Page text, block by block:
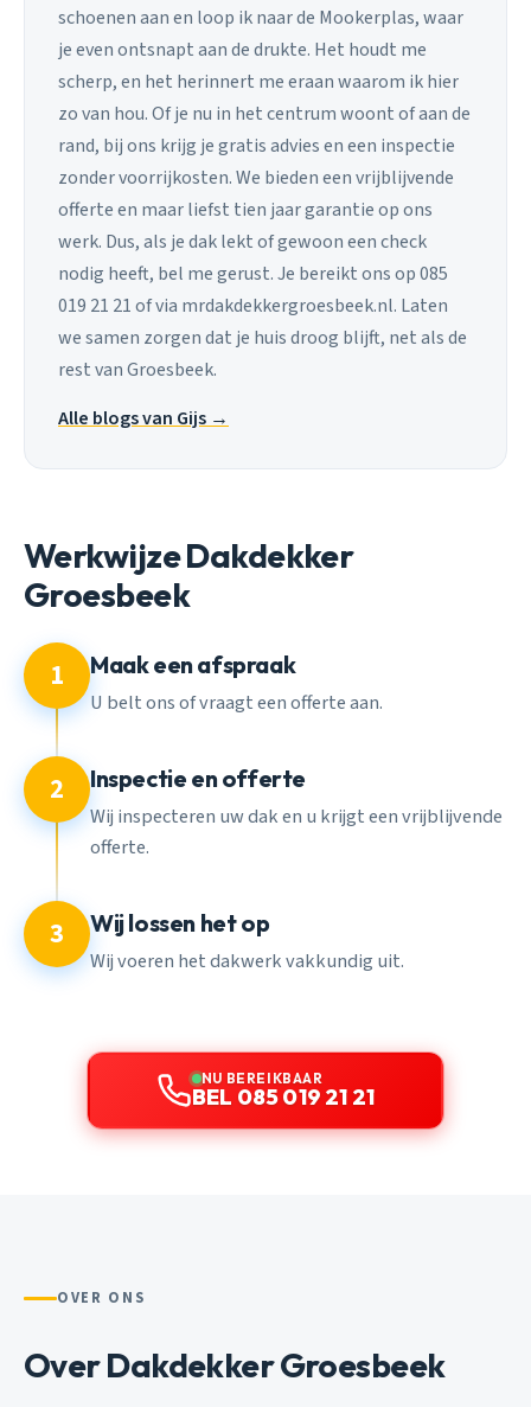
schoenen aan en loop ik naar de Mookerplas, waar
je even ontsnapt aan de drukte. Het houdt me
scherp, en het herinnert me eraan waarom ik hier
zo van hou. Of je nu in het centrum woont of aan de
rand, bij ons krijg je gratis advies en een inspectie
zonder voorrijkosten. We bieden een vrijblijvende
offerte en maar liefst tien jaar garantie op ons
werk. Dus, als je dak lekt of gewoon een check
nodig heeft, bel me gerust. Je bereikt ons op 085
019 21 21 of via mrdakdekkergroesbeek.nl. Laten
we samen zorgen dat je huis droog blijft, net als de
rest van Groesbeek.
Alle blogs van Gijs →
Werkwijze Dakdekker
Groesbeek
1 Maak een afspraak
U belt ons of vraagt een offerte aan.
2 Inspectie en offerte
Wij inspecteren uw dak en u krijgt een vrijblijvende
offerte.
3 Wij lossen het op
Wij voeren het dakwerk vakkundig uit.
NU BEREIKBAAR
BEL 085 019 21 21
OVER ONS
Over Dakdekker Groesbeek